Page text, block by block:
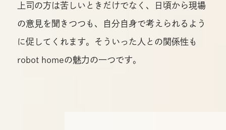
上司の方は苦しいときだけでなく、日頃から現場
の意見を聞きつつも、自分自身で考えられるよう
に促してくれます。そういった人との関係性も
robot homeの魅力の一つです。